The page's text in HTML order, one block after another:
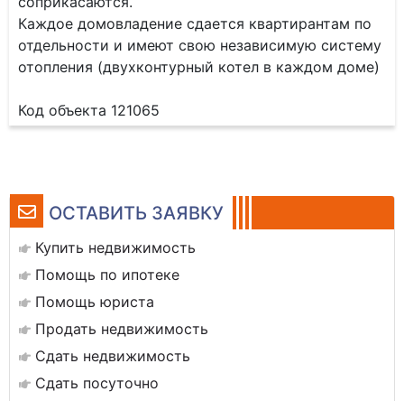
ОСТАВИТЬ ЗАЯВКУ
Купить недвижимость
Помощь по ипотеке
Помощь юриста
Продать недвижимость
Сдать недвижимость
Сдать посуточно
Каждое домовладение сдается квартирантам по
отдельности и имеют свою независимую систему
отопления (двухконтурный котел в каждом доме)
Код объекта 121065